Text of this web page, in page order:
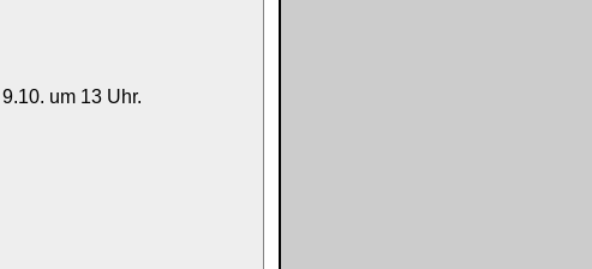
um 13 Uhr.